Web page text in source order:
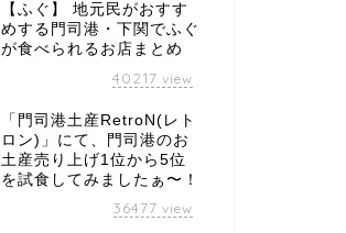
【ふぐ】 地元民がおすす
めする門司港・下関でふぐ
が食べられるお店まとめ
40217 view
「門司港土産RetroN(レト
ロン)」にて、門司港のお
土産売り上げ1位から5位
を試食してみましたぁ〜！
36477 view